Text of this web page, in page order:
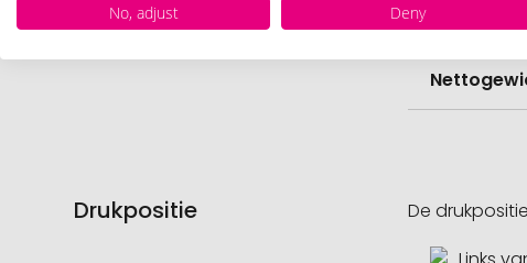
Drukpositie De
No, adjust
Deny